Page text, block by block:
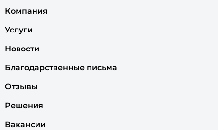
Компания
Услуги
Новости
Благодарственные письма
Отзывы
Решения
Вакансии